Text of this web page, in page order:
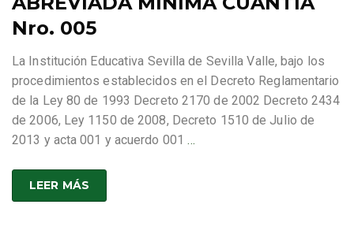
Nro. 005
La Institución Educativa Sevilla de Sevilla Valle, bajo los
procedimientos establecidos en el Decreto Reglamentario
de la Ley 80 de 1993 Decreto 2170 de 2002 Decreto 2434
de 2006, Ley 1150 de 2008, Decreto 1510 de Julio de
2013 y acta 001 y acuerdo 001…
LEER MÁS